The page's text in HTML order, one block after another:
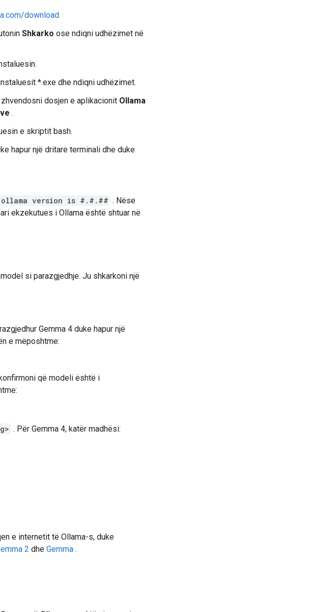
download
Shkarko ose ndiqni udhëzimet në
*.exe dhe ndiqni udhëzimet.
dosjen e aplikacionit Ollama
.
e skriptit bash.
hapur një dritare terminali dhe duke
ollama version is #.#.## . Nëse
ekzekutues i Ollama është shtuar në
si parazgjedhje. Ju shkarkoni një
Gemma 4 duke hapur një
e mëposhtme:
që modeli është i
. Për Gemma 4, katër madhësi:
e internetit të Ollama-s, duke
2 dhe Gemma .